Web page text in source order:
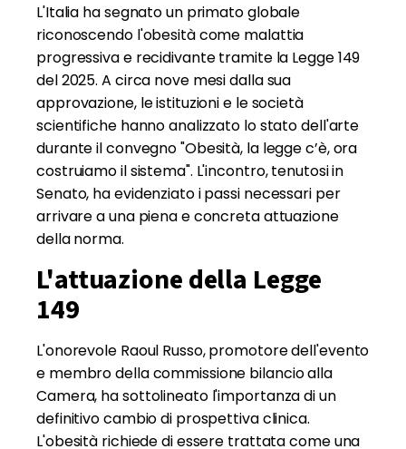
L'Italia ha segnato un primato globale
riconoscendo l'obesità come malattia
progressiva e recidivante tramite la Legge 149
del 2025. A circa nove mesi dalla sua
approvazione, le istituzioni e le società
scientifiche hanno analizzato lo stato dell'arte
durante il convegno "Obesità, la legge c’è, ora
costruiamo il sistema". L'incontro, tenutosi in
Senato, ha evidenziato i passi necessari per
arrivare a una piena e concreta attuazione
della norma.
L'attuazione della Legge
149
L'onorevole Raoul Russo, promotore dell'evento
e membro della commissione bilancio alla
Camera, ha sottolineato l'importanza di un
definitivo cambio di prospettiva clinica.
L'obesità richiede di essere trattata come una